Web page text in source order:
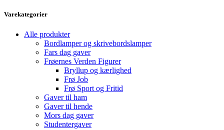
Varekategorier
Alle produkter
Bordlamper og skrivebordslamper
Fars dag gaver
Frøernes Verden Figurer
Bryllup og kærlighed
Frø Job
Frø Sport og Fritid
Gaver til ham
Gaver til hende
Mors dag gaver
Studentergaver